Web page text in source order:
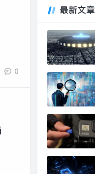
0
最新文章